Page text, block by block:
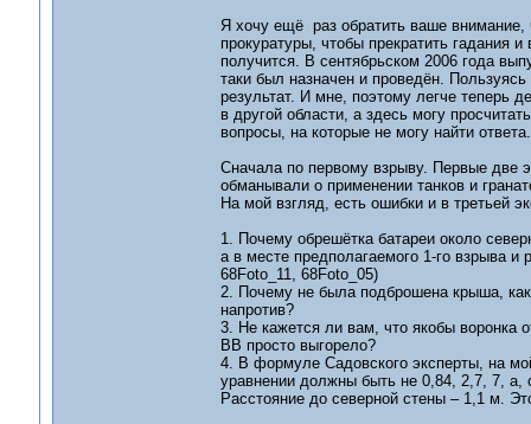
Я хочу ещё раз обратить ваше внимание,
прокуратуры, чтобы прекратить гадания
получится. В сентябрьском 2006 года
таки был назначен и проведён.
результат. И мне, поэтому легче теперь
в другой области, а здесь могу
вопросы, на которые не могу найти
Сначала по первому взрыву. Первые две
обманывали о применении танков и
На мой взгляд, есть ошибки и в третьей
1. Почему обрешётка батареи около
а в месте предполагаемого 1-го взрыва
68Foto_11, 68Foto_05)
2. Почему не была подброшена крыша,
напротив?
3. Не кажется ли вам, что якобы воронка
ВВ просто выгорело?
4. В формуле Садовского эксперты, на
уравнении должны быть не 0,84, 2,7, 7, а,
Расстояние до северной стены – 1,1 м.